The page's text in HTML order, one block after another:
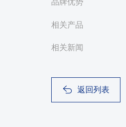
品牌优势
相关产品
相关新闻
返回列表